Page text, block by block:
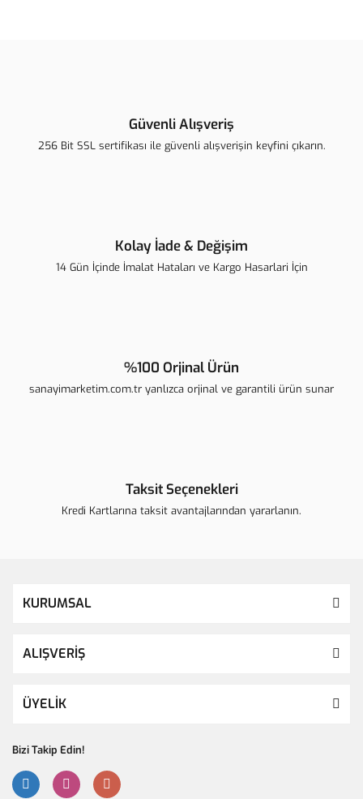
Ürün açıklamasında eksik bilgiler bulunuyor.
Güvenli Alışveriş
256 Bit SSL sertifikası ile güvenli alışverişin keyfini çıkarın.
Kolay İade & Değişim
14 Gün İçinde İmalat Hataları ve Kargo Hasarlari İçin
%100 Orjinal Ürün
sanayimarketim.com.tr yanlızca orjinal ve garantili ürün sunar
Taksit Seçenekleri
Kredi Kartlarına taksit avantajlarından yararlanın.
KURUMSAL
ALIŞVERİŞ
ÜYELİK
Bizi Takip Edin!